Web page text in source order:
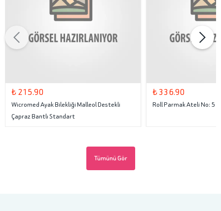
₺ 215.90
Wicromed Ayak Bilekliği Malleol Destekli
Çapraz Bantlı Standart
₺ 336.90
Roll Parmak Ateli No: 5
Tümünü Gör